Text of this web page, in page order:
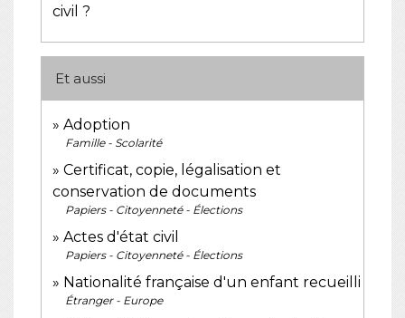
civil ?
Et aussi
Adoption
Famille - Scolarité
Certificat, copie, légalisation et
conservation de documents
Papiers - Citoyenneté - Élections
Actes d'état civil
Papiers - Citoyenneté - Élections
Nationalité française d'un enfant recueilli
Étranger - Europe